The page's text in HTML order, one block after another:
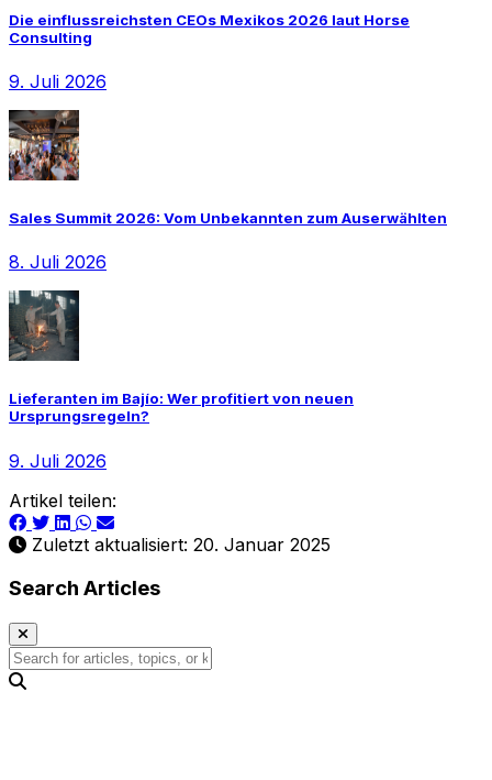
Die einflussreichsten CEOs Mexikos 2026 laut Horse
Consulting
9. Juli 2026
Sales Summit 2026: Vom Unbekannten zum Auserwählten
8. Juli 2026
Lieferanten im Bajío: Wer profitiert von neuen
Ursprungsregeln?
9. Juli 2026
Artikel teilen:
Zuletzt aktualisiert: 20. Januar 2025
Search Articles